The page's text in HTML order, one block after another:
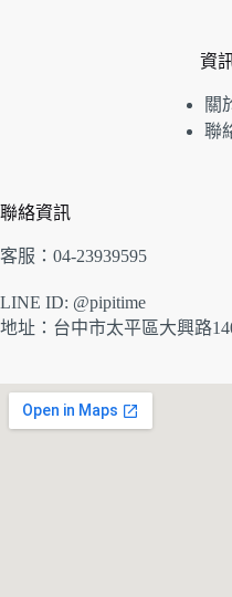
資
關
聯
聯絡資訊
客服：04-23939595
LINE ID: @pipitime
地址： 台中市太平區大興路